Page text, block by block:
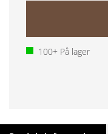
100+ På lager